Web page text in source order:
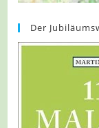
Der